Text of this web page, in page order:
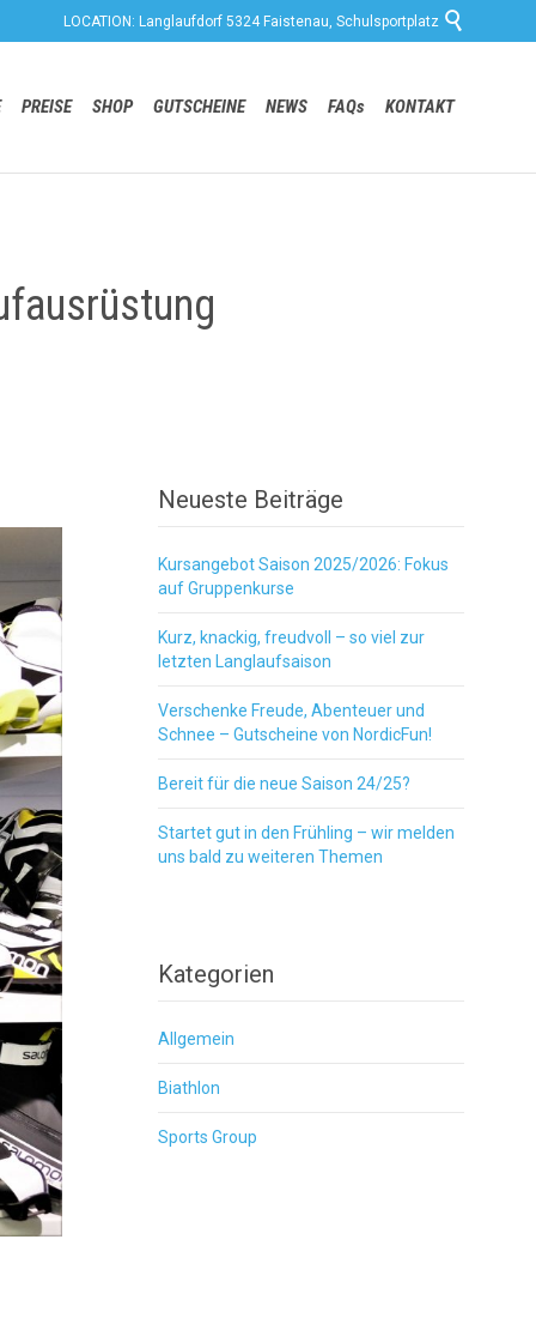
LOCATION: Langlaufdorf 5324 Faistenau, Schulsportplatz 
PREISE SHOP GUTSCHEINE NEWS FAQs KONTAKT
Neueste Beiträge
Kursangebot Saison 2025/2026: Fokus
auf Gruppenkurse
Kurz, knackig, freudvoll – so viel zur
letzten Langlaufsaison
Verschenke Freude, Abenteuer und
Schnee – Gutscheine von NordicFun!
Bereit für die neue Saison 24/25?
Startet gut in den Frühling – wir melden
uns bald zu weiteren Themen
Kategorien
Allgemein
Biathlon
Sports Group